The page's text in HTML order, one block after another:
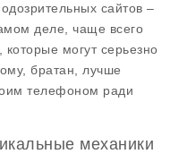
сайтов –
деле, чаще всего
могут серьезно
братан, лучше
телефоном ради
механики